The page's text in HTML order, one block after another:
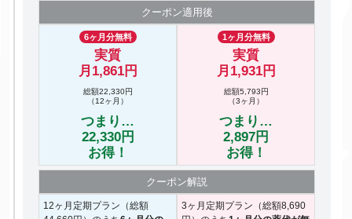
クーポン適用後
6ヶ月分無料
実質
月1,861円
総額22,330円
（12ヶ月）
つまり…
22,330円
お得！
1ヶ月分無料
実質
月1,931円
総額5,793円
（3ヶ月）
つまり…
2,897円
お得！
クーポン解説
12ヶ月定期プラン（総額
3ヶ月定期プラン（総額8,690